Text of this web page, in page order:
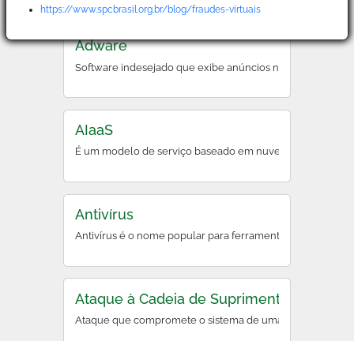
Adware
Software indesejado que exibe anúncios no dispositivo
AIaaS
É um modelo de serviço baseado em nuvem que
Antivírus
Antivírus é o nome popular para ferramentas
Ataque à Cadeia de Suprimentos
Ataque que compromete o sistema de uma organização
https://www.spcbrasil.org.br/blog/fraudes-virtuais